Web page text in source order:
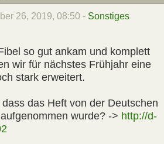
26, 2019, 08:50 - Sonstiges
so gut ankam und komplett
wir für nächstes Frühjahr eine
stark erweitert.
das Heft von der Deutschen
wurde? -> http://d-